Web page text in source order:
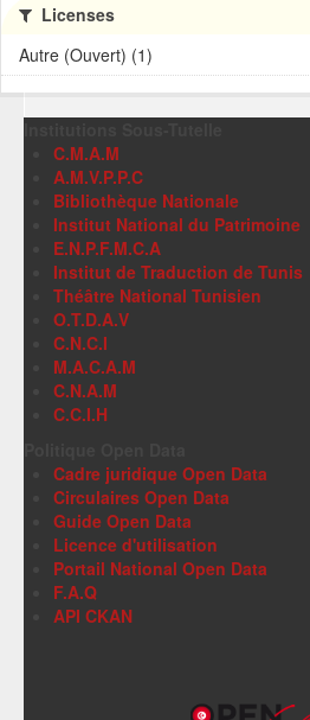
Licenses
Autre (Ouvert) (1)
C.M.A.M
A.M.V.P.P.C
Bibliothèque Nationale
Institut National du Patrimoine
E.N.P.F.M.C.A
Institut de Traduction de Tunis
Théâtre National Tunisien
O.T.D.A.V
C.N.C.I
M.A.C.A.M
C.N.A.M
C.C.I.H
Cadre juridique Open Data
Circulaires Open Data
Guide Open Data
Licence d'utilisation
Portail National Open Data
F.A.Q
API CKAN